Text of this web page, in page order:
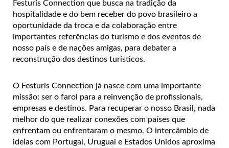
Festuris Connection que busca na tradição da
hospitalidade e do bem receber do povo brasileiro a
oportunidade da troca e da colaboração entre
importantes referências do turismo e dos eventos de
nosso país e de nações amigas, para debater a
reconstrução dos destinos turísticos.
O Festuris Connection já nasce com uma importante
missão: ser o farol para a reinvenção de profissionais,
empresas e destinos. Para recuperar o nosso Brasil, nada
melhor do que realizar conexões com países que
enfrentam ou enfrentaram o mesmo. O intercâmbio de
ideias com Portugal, Uruguai e Estados Unidos aproxima